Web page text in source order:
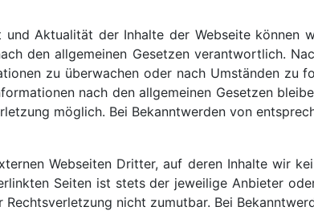
Aktualität der Inhalte der Webseite können
den allgemeinen Gesetzen verantwortlich.
zu überwachen oder nach Umständen zu
nach den allgemeinen Gesetzen
möglich. Bei Bekanntwerden von
Webseiten Dritter, auf deren Inhalte wir
Seiten ist stets der jeweilige Anbieter
nicht zumutbar. Bei